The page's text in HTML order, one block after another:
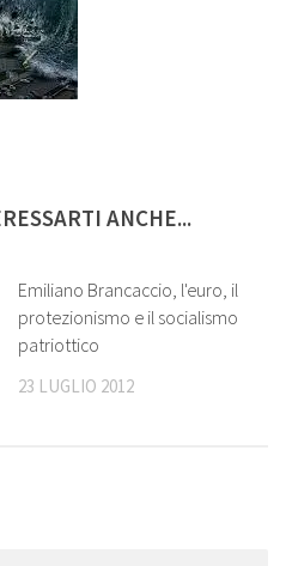
ANCHE...
Emiliano Brancaccio, l'euro, il
protezionismo e il socialismo
patriottico
23 LUGLIO 2012